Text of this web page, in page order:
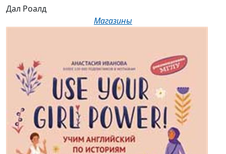
Дал Роалд
Магазины